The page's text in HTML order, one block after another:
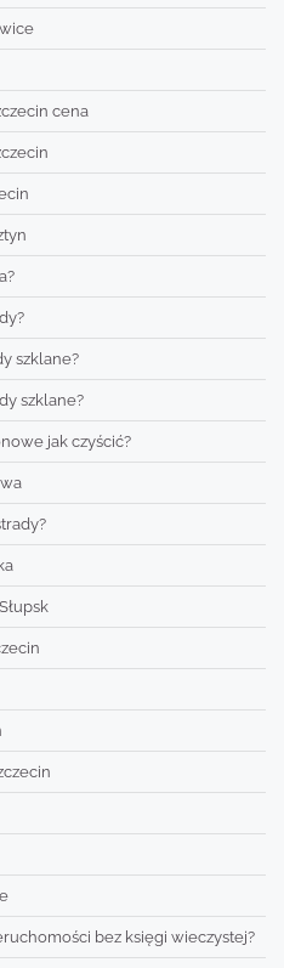
cena
szklane?
szklane?
jak czyścić?
bez księgi wieczystej?